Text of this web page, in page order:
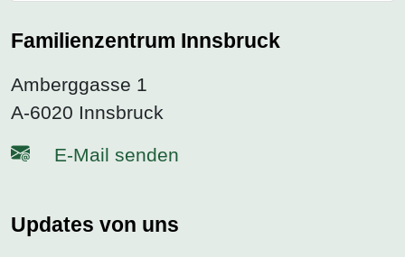
Familienzentrum Innsbruck
Amberggasse 1
A-6020 Innsbruck
E-Mail senden
Updates von uns